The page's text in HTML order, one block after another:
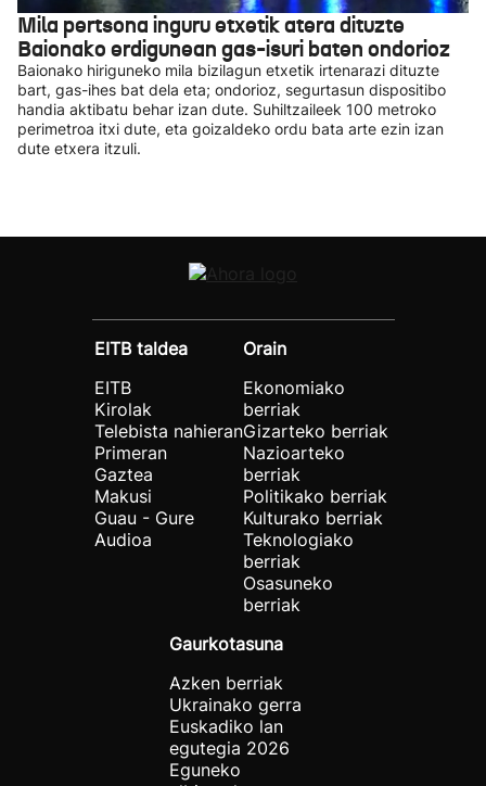
Mila pertsona inguru etxetik atera dituzte
Baionako erdigunean gas-isuri baten ondorioz
Baionako hiriguneko mila bizilagun etxetik irtenarazi dituzte
bart, gas-ihes bat dela eta; ondorioz, segurtasun dispositibo
handia aktibatu behar izan dute. Suhiltzaileek 100 metroko
perimetroa itxi dute, eta goizaldeko ordu bata arte ezin izan
dute etxera itzuli.
EITB taldea
EITB
Kirolak
Telebista nahieran
Primeran
Gaztea
Makusi
Guau - Gure
Audioa
Orain
Ekonomiako
berriak
Gizarteko berriak
Nazioarteko
berriak
Politikako berriak
Kulturako berriak
Teknologiako
berriak
Osasuneko
berriak
Gaurkotasuna
Azken berriak
Ukrainako gerra
Euskadiko lan
egutegia 2026
Eguneko